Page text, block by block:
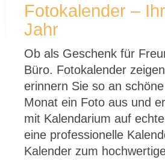
Fotokalender –
Jahr
Ob als Geschenk für
Büro. Fotokalender
erinnern Sie so an
Monat ein Foto aus und
mit Kalendarium auf
eine professionelle
Kalender zum